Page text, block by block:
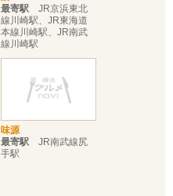
最寄駅 JR京浜東北
線川崎駅、JR東海道
本線川崎駅、JR南武
線川崎駅
味源
最寄駅 JR南武線尻
手駅